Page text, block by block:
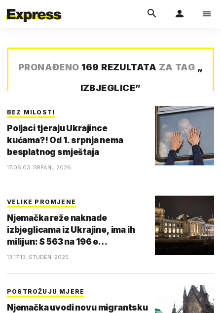
PRONAĐENO 169 REZULTATA ZA TAG „
IZBJEGLICE”
BEZ MILOSTI
Poljaci tjeraju Ukrajince
kućama?! Od 1. srpnja nema
besplatnog smještaja
17:06 03. SRPANJ 2026.
VELIKE PROMJENE
Njemačka reže naknade
izbjeglicama iz Ukrajine, ima ih
milijun: S 563 na 196 e…
13:17 13. STUDENI 2025.
POSTROŽUJU MJERE
Njemačka uvodi novu migrantsku